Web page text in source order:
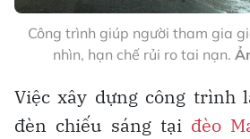
Công trình giúp người tham gia
nhìn, hạn chế rủi ro tai nạn.
Việc xây dựng công trình
đèn chiếu sáng tại đèo